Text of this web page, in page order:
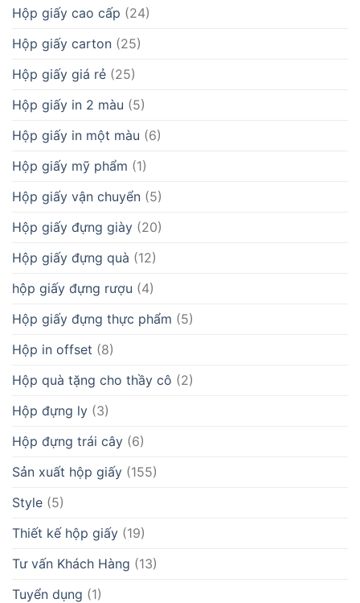
Hộp giấy cao cấp (24)
Hộp giấy carton (25)
Hộp giấy giá rẻ (25)
Hộp giấy in 2 màu (5)
Hộp giấy in một màu (6)
Hộp giấy mỹ phẩm (1)
Hộp giấy vận chuyển (5)
Hộp giấy đựng giày (20)
Hộp giấy đựng quà (12)
hộp giấy đựng rượu (4)
Hộp giấy đựng thực phẩm (5)
Hộp in offset (8)
Hộp quà tặng cho thầy cô (2)
Hộp đựng ly (3)
Hộp đựng trái cây (6)
Sản xuất hộp giấy (155)
Style (5)
Thiết kế hộp giấy (19)
Tư vấn Khách Hàng (13)
Tuyển dụng (1)